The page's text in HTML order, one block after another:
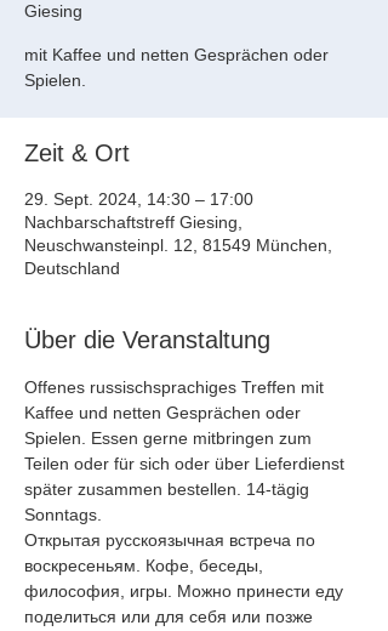
Giesing
mit Kaffee und netten Gesprächen oder
Spielen.
Zeit & Ort
29. Sept. 2024, 14:30 – 17:00
Nachbarschaftstreff Giesing,
Neuschwansteinpl. 12, 81549 München,
Deutschland
Über die Veranstaltung
Offenes russischsprachiges Treffen mit
Kaffee und netten Gesprächen oder
Spielen. Essen gerne mitbringen zum
Teilen oder für sich oder über Lieferdienst
später zusammen bestellen. 14-tägig
Sonntags.
Открытая русскоязычная встреча по
воскресеньям. Кофе, беседы,
философия, игры. Можно принести еду
поделиться или для себя или позже